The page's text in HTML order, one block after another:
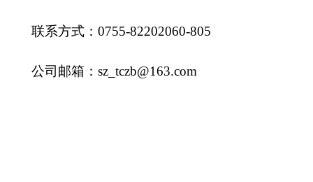
联系方式：0755-82202060-805
公司邮箱：sz_tczb@163.com